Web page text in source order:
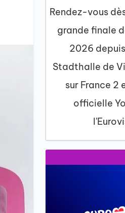
Rendez-vous
grande finale
2026
Stadthalle de
sur France 2
officielle